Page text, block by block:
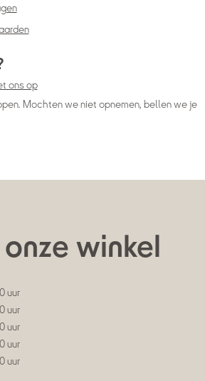
ons op
Mochten we niet opnemen, bellen we je
winkel
uur
uur
uur
uur
uur